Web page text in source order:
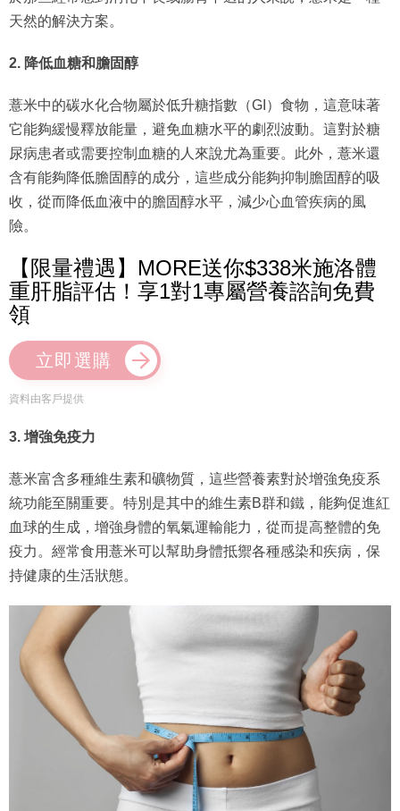
天然的解決方案。
2. 降低血糖和膽固醇
薏米中的碳水化合物屬於低升糖指數（GI）食物，這意味著
它能夠緩慢釋放能量，避免血糖水平的劇烈波動。這對於糖
尿病患者或需要控制血糖的人來說尤為重要。此外，薏米還
含有能夠降低膽固醇的成分，這些成分能夠抑制膽固醇的吸
收，從而降低血液中的膽固醇水平，減少心血管疾病的風
險。
【限量禮遇】MORE送你$338米施洛體
重肝脂評估！享1對1專屬營養諮詢免費
領
立即選購
資料由客戶提供
3. 增強免疫力
薏米富含多種維生素和礦物質，這些營養素對於增強免疫系
統功能至關重要。特別是其中的維生素B群和鐵，能夠促進紅
血球的生成，增強身體的氧氣運輸能力，從而提高整體的免
疫力。經常食用薏米可以幫助身體抵禦各種感染和疾病，保
持健康的生活狀態。